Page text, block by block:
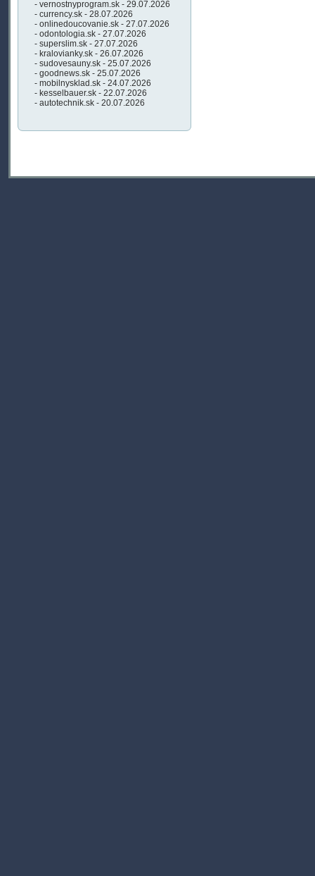
- vernostnyprogram.sk - 29.07.2026
- currency.sk - 28.07.2026
- onlinedoucovanie.sk - 27.07.2026
- odontologia.sk - 27.07.2026
- superslim.sk - 27.07.2026
- kralovianky.sk - 26.07.2026
- sudovesauny.sk - 25.07.2026
- goodnews.sk - 25.07.2026
- mobilnysklad.sk - 24.07.2026
- kesselbauer.sk - 22.07.2026
- autotechnik.sk - 20.07.2026